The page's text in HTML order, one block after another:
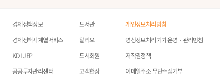
경제정책정보
경제정책시계열서비스
KDI JEP
공공투자관리센터
도서관
알리오
도서회원
고객헌장
개인정보처리방침
영상정보처리기기 운영ㆍ관리방침
저작권정책
이메일주소 무단수집거부